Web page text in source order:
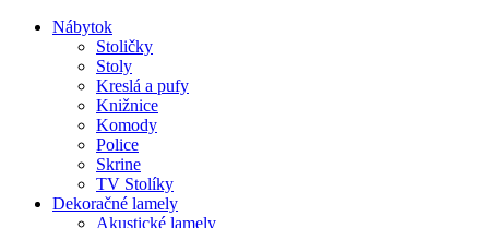
Nábytok
Stoličky
Stoly
Kreslá a pufy
Knižnice
Komody
Police
Skrine
TV Stolíky
Dekoračné lamely
Akustické lamely